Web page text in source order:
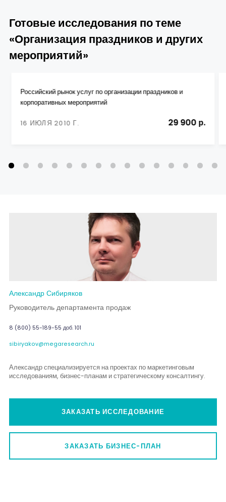
Готовые исследования по теме
«Организация праздников и других
мероприятий»
Российский рынок услуг по организации праздников и
корпоративных мероприятий
16 ИЮЛЯ 2010 Г. 29 900 р.
Александр Сибиряков
Руководитель департамента продаж
8 (800) 55-189-55 доб. 101
sibiryakov@megaresearch.ru
Александр специализируется на проектах по маркетинговым
исследованиям, бизнес-планам и стратегическому консалтингу.
ЗАКАЗАТЬ ИССЛЕДОВАНИЕ
ЗАКАЗАТЬ БИЗНЕС-ПЛАН